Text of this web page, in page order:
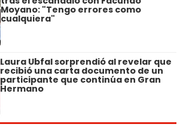
Moyano: "Tengo errores como
cualquiera"
Laura Ubfal sorprendió al revelar que
recibió una carta documento de un
participante que continúa en Gran
Hermano